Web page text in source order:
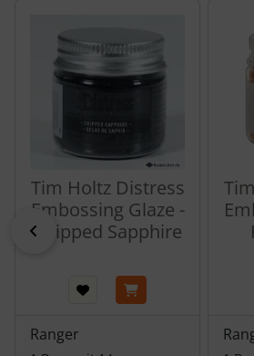
zurück
Tim Holtz Distress
Embossing Glaze -
Chipped Sapphire
Ranger